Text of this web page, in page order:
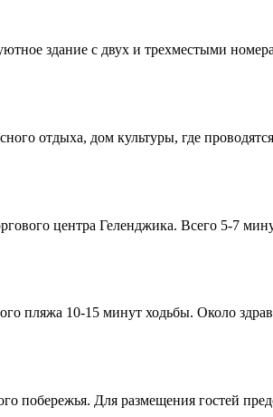
здание с двух и трехместыми
отдыха, дом культуры, где
центра Геленджика. Всего 5-7
пляжа 10-15 минут ходьбы. Около
побережья. Для размещения гостей